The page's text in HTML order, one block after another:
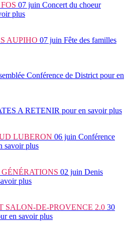
07 juin Concert du choeur
plus
AUPIHO 07 juin Fête des familles
Conférence de District pour en
A RETENIR pour en savoir plus
LUBERON 06 juin Conférence
savoir plus
02 juin Denis
plus
SALON-DE-PROVENCE 2.0 30
en savoir plus